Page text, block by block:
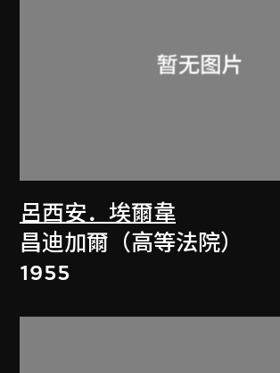
呂西安．埃爾韋
昌迪加爾（高等法院）
1955